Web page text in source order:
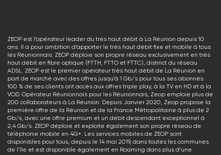
ZEOP est l’opérateur leader du très haut débit à La Réunion depuis 10
ans. Il a pour ambition d’apporter le très haut débit fixe et mobile à tous
les Réunionnais. ZEOP déploie son propre réseau exclusivement en très
haut débit en fibre optique (FTTH, FTTO et FTTC), distinct du réseau
ADSL. ZEOP est le premier opérateur très haut débit de La Réunion en
part de marché avec des offres jusqu’à 1 Gb/s pour tous ses abonnés.
100 % de ses clients ont accès aux offres triple play, à la TV en HD et à la
VOD. Opérateur Réunionnais pour les Réunionnais, Zeop emploie plus de
200 collaborateurs à La Réunion. Depuis Janvier 2020, Zeop propose la
première offre de la Réunion et de la France Métropolitaine à plus de 2
Gb/s, avec une offre premium et un débit descendant exceptionnel à
2,4 Gb/s. ZEOP déploie et exploite également son propre réseau de
téléphonie mobile en 4G+. Les services mobiles de ZEOP sont
disponibles pour tous, depuis le 14 mai 2019, dans toutes les communes
de l’île et est disponible également en Roaming dans plus d’une